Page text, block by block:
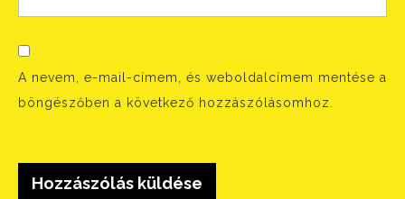
A nevem, e-mail-címem, és weboldalcímem mentése a
böngészőben a következő hozzászólásomhoz.